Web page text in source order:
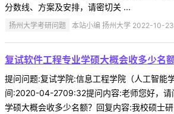
分数线、方案及安排，请密切关 ...
扬州大学考研问题 本站小编 扬州大学 2022-10-23
复试软件工程专业学硕大概会收多少名
提问问题:复试学院:信息工程学院（人工智能
间:2020-04-2709:32提问内容:老师您好，请
学硕大概会收多少名额？回复内容:我校硕士